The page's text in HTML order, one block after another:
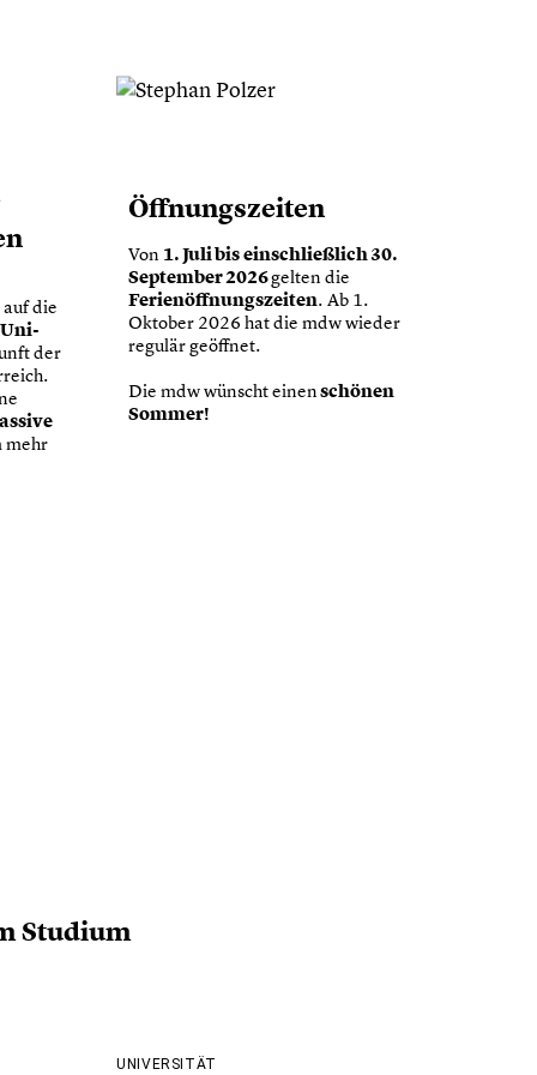
die
der
mehr
Öffnungszeiten
Von 1. Juli biseinschließlich 30.
September 2026gelten die
Ferienöffnungszeiten. Ab 1.
Oktober 2026 hat die mdw wieder
regulär geöffnet.
Die mdw wünscht einenschönen
Sommer!
Studium
UNIVERSITÄT